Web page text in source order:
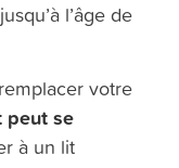
l’âge de
votre
peut se
à un lit